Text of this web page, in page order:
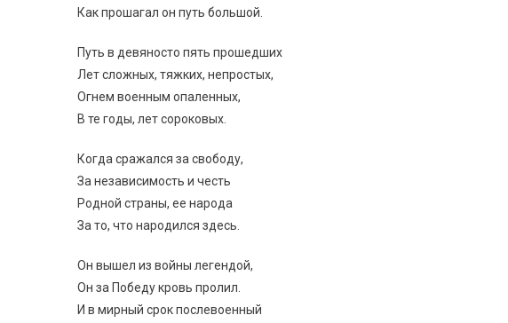
Как прошагал он путь большой.
Путь в девяносто пять прошедших
Лет сложных, тяжких, непростых,
Огнем военным опаленных,
В те годы, лет сороковых.
Когда сражался за свободу,
За независимость и честь
Родной страны, ее народа
За то, что народился здесь.
Он вышел из войны легендой,
Он за Победу кровь пролил.
И в мирный срок послевоенный